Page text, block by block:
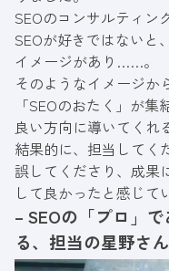
SEOのコンサルティン
SEOが好きではないと
イメージがあり……。
そのようなイメージか
「SEOのおたく」が
良い方向に導いてくれ
結果的に、担当してく
誤してくださり、成果
して良かったと感じて
– SEOの「プロ」
る、担当の星野さ